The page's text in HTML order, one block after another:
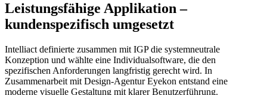
Leistungsfähige Applikation –
kundenspezifisch umgesetzt
Intelliact definierte zusammen mit IGP die systemneutrale
Konzeption und wählte eine Individualsoftware, die den
spezifischen Anforderungen langfristig gerecht wird. In
Zusammenarbeit mit Design-Agentur Eyekon entstand eine
moderne visuelle Gestaltung mit klarer Benutzerführung.